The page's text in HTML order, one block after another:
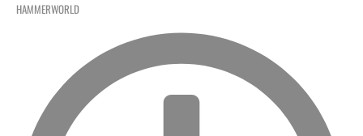
HAMMERWORLD